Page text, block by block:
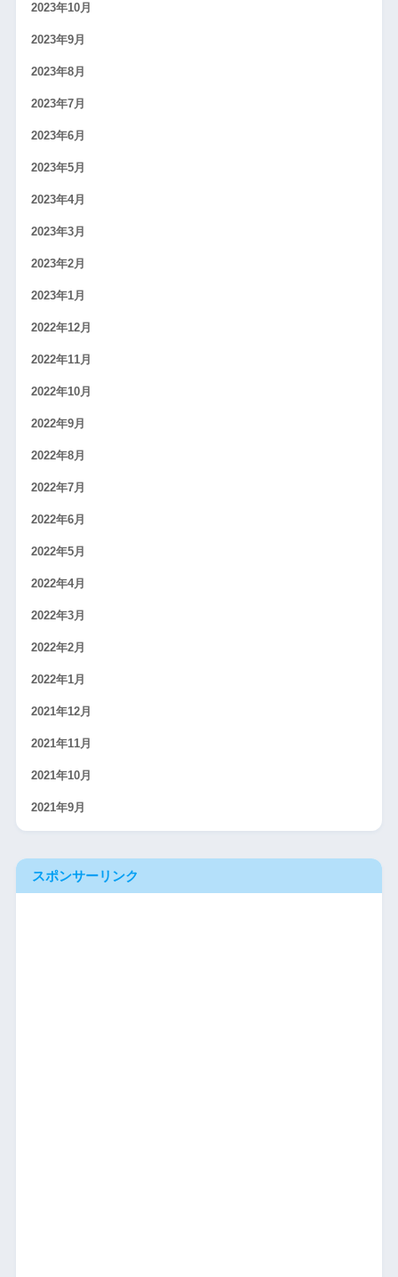
2023年10月
2023年9月
2023年8月
2023年7月
2023年6月
2023年5月
2023年4月
2023年3月
2023年2月
2023年1月
2022年12月
2022年11月
2022年10月
2022年9月
2022年8月
2022年7月
2022年6月
2022年5月
2022年4月
2022年3月
2022年2月
2022年1月
2021年12月
2021年11月
2021年10月
2021年9月
スポンサーリンク